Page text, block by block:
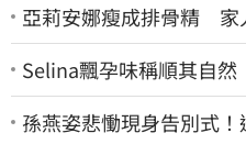
亞莉安娜瘦成排骨精 家
Selina飄孕味稱順其自
孫燕姿悲慟現身告別式